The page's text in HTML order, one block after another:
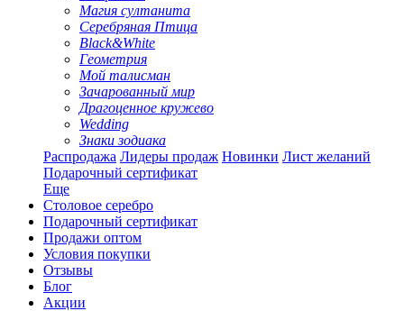
Магия султанита
Серебряная Птица
Black&White
Геометрия
Мой талисман
Зачарованный мир
Драгоценное кружево
Wedding
Знаки зодиака
Распродажа Лидеры продаж Новинки Лист желаний
Подарочный сертификат
Еще
Столовое серебро
Подарочный сертификат
Продажи оптом
Условия покупки
Отзывы
Блог
Акции